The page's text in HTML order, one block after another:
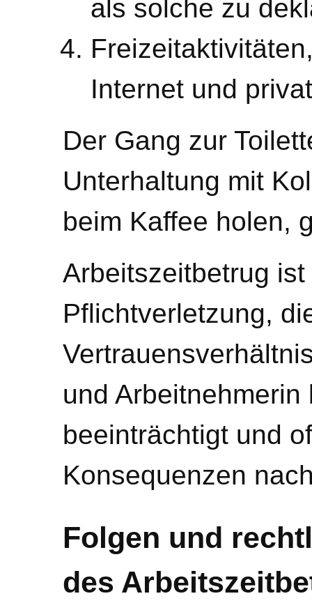
als solche zu
Internet und
Der Gang zur
Unterhaltung mit
beim Kaffee holen,
Arbeitszeitbetrug
Pflichtverletzung,
und
beeinträchtigt und
Konsequenzen
Folgen und
des